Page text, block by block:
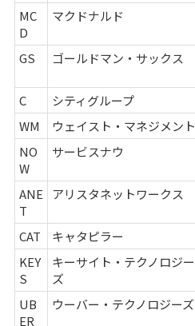
MC
D
マクドナルド
GS ゴールドマン・サックス
C
シティグループ
WM
ウェイスト・マネジメント
NO
W
サービスナウ
ANE
T
アリスタネットワークス
CAT
キャタピラー
KEY
S
キーサイト・テクノロジー
ズ
UB
ER
ウーバー・テクノロジーズ